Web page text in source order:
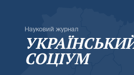
Науковий журнал
СОЦІУМ